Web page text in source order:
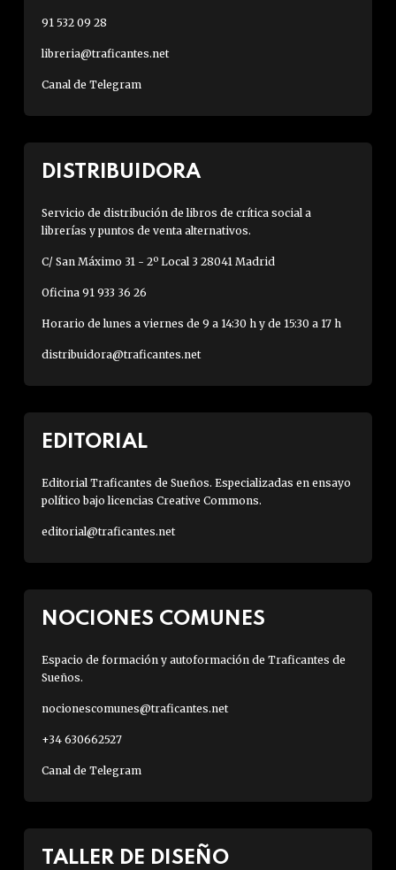
91 532 09 28
libreria@traficantes.net
Canal de Telegram
DISTRIBUIDORA
Servicio de distribución de libros de crítica social a
librerías y puntos de venta alternativos.
C/ San Máximo 31 - 2º Local 3 28041 Madrid
Oficina 91 933 36 26
Horario de lunes a viernes de 9 a 14:30 h y de 15:30 a 17 h
distribuidora@traficantes.net
EDITORIAL
Editorial Traficantes de Sueños. Especializadas en ensayo
político bajo licencias Creative Commons.
editorial@traficantes.net
NOCIONES COMUNES
Espacio de formación y autoformación de Traficantes de
Sueños.
nocionescomunes@traficantes.net
+34 630662527
Canal de Telegram
TALLER DE DISEÑO